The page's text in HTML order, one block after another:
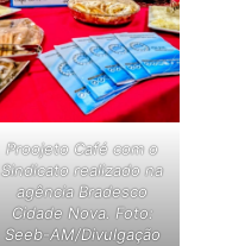
Proojeto Café com o
Sindicato realizado na
agência Bradesco
Cidade Nova. Foto:
Seeb-AM/Divulgação